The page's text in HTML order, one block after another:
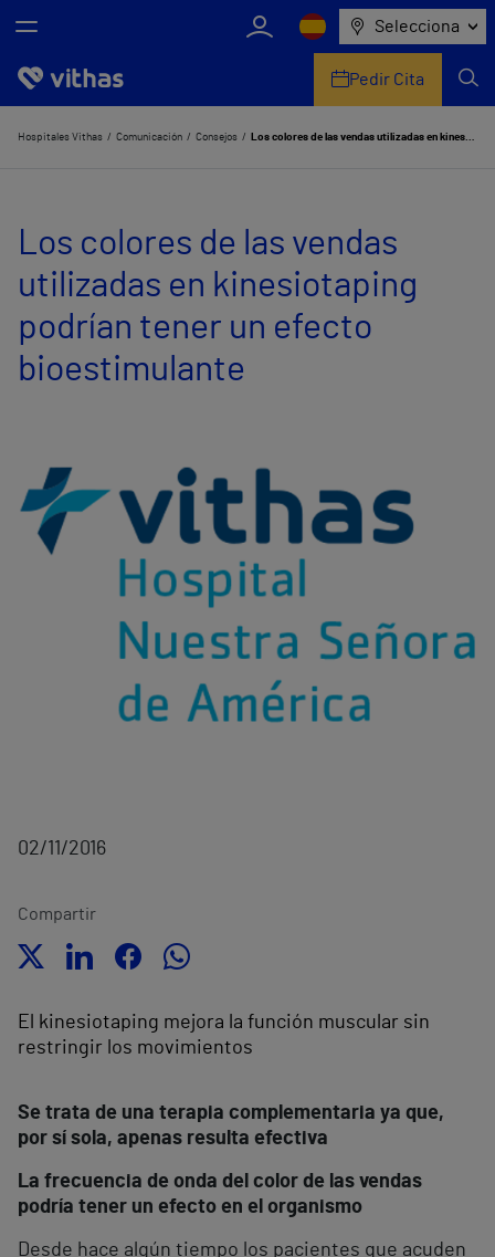
Selecciona
Nosotros
Servicios de salud
Equipo médico y asistencial
Información útil
Pedir Cita
Hospitales Vithas Comunicación Consejos Los colores de las vendas utilizadas en kinesiotaping podrían tener un efecto bioestimulante
Los colores de las vendas
utilizadas en kinesiotaping
podrían tener un efecto
bioestimulante
02/11/2016
Compartir
El kinesiotaping mejora la función muscular sin
restringir los movimientos
Se trata de una terapia complementaria ya que,
por sí sola, apenas resulta efectiva
La frecuencia de onda del color de las vendas
podría tener un efecto en el organismo
Desde hace algún tiempo los pacientes que acuden